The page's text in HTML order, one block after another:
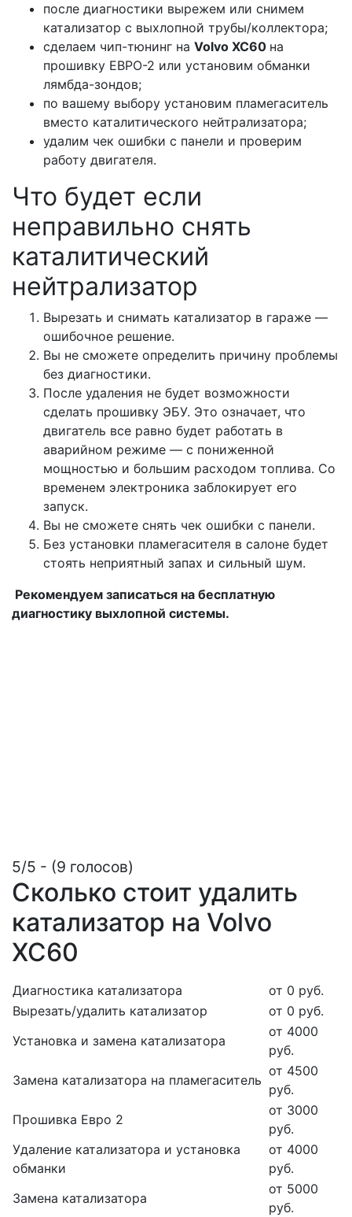
после диагностики вырежем или снимем
катализатор с выхлопной трубы/коллектора;
сделаем чип-тюнинг на Volvo ХС60 на
прошивку ЕВРО-2 или установим обманки
лямбда-зондов;
по вашему выбору установим пламегаситель
вместо каталитического нейтрализатора;
удалим чек ошибки с панели и проверим
работу двигателя.
Что будет если
неправильно снять
каталитический
нейтрализатор
Вырезать и снимать катализатор в гараже —
ошибочное решение.
Вы не сможете определить причину проблемы
без диагностики.
После удаления не будет возможности
сделать прошивку ЭБУ. Это означает, что
двигатель все равно будет работать в
аварийном режиме — с пониженной
мощностью и большим расходом топлива. Со
временем электроника заблокирует его
запуск.
Вы не сможете снять чек ошибки с панели.
Без установки пламегасителя в салоне будет
стоять неприятный запах и сильный шум.
Рекомендуем записаться на бесплатную
диагностику выхлопной системы.
5/5 - (9 голосов)
Сколько стоит удалить
катализатор на Volvo
ХС60
Диагностика катализатора
от 0 руб.
Вырезать/удалить катализатор
от 0 руб.
Установка и замена катализатора
от 4000
руб.
Замена катализатора на пламегаситель
от 4500
руб.
Прошивка Евро 2
от 3000
руб.
Удаление катализатора и установка
обманки
от 4000
руб.
Замена катализатора
от 5000
руб.